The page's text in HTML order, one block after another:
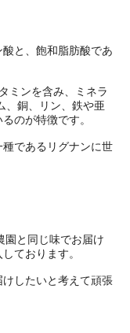
と、飽和脂肪酸であ
ミンを含み、ミネラ
、銅、リン、鉄や亜
のが特徴です。
であるリグナンに世
園と同じ味でお届け
ております。
したいと考えて頑張